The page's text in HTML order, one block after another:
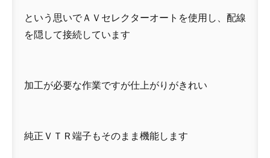
という思いでＡＶセレクターオートを使用し、配線
を隠して接続しています
加工が必要な作業ですが仕上がりがきれい
純正ＶＴＲ端子もそのまま機能します